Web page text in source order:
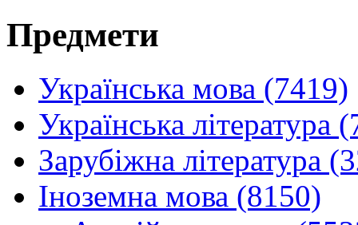
Предмети
Українська мова (7419)
Українська література
Зарубіжна література
Іноземна мова (8150)